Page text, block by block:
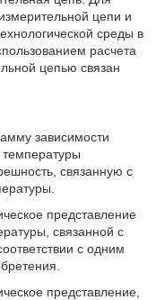
цепи и
среды в
расчета
цепью связан
зависимости
температуры
связанную с
представление
связанной с
с одним
представление,